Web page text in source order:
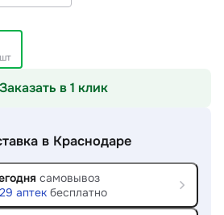
Заказать в 1 клик
в Краснодаре
самовывоз
29 аптекбесплатно